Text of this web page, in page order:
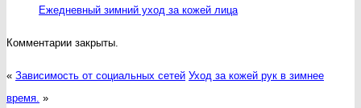
Ежедневный зимний уход за кожей лица
Комментарии закрыты.
« Зависимость от социальных сетей Уход за кожей рук в зимнее
время. »